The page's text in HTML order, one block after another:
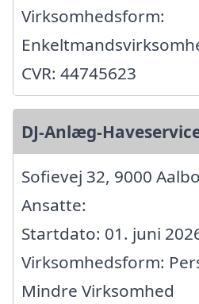
Virksomhedsform:
CVR: 44745623
DJ-Anlæg-
Sofievej 32, 9000
Ansatte:
Startdato: 01. juni
Virksomhedsform:
Mindre Virksomhed